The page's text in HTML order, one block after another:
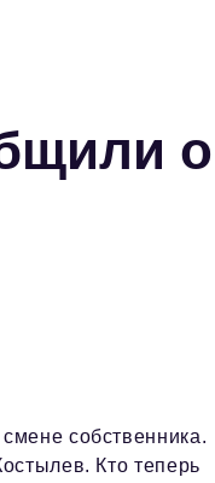
о
собственника.
Кто теперь